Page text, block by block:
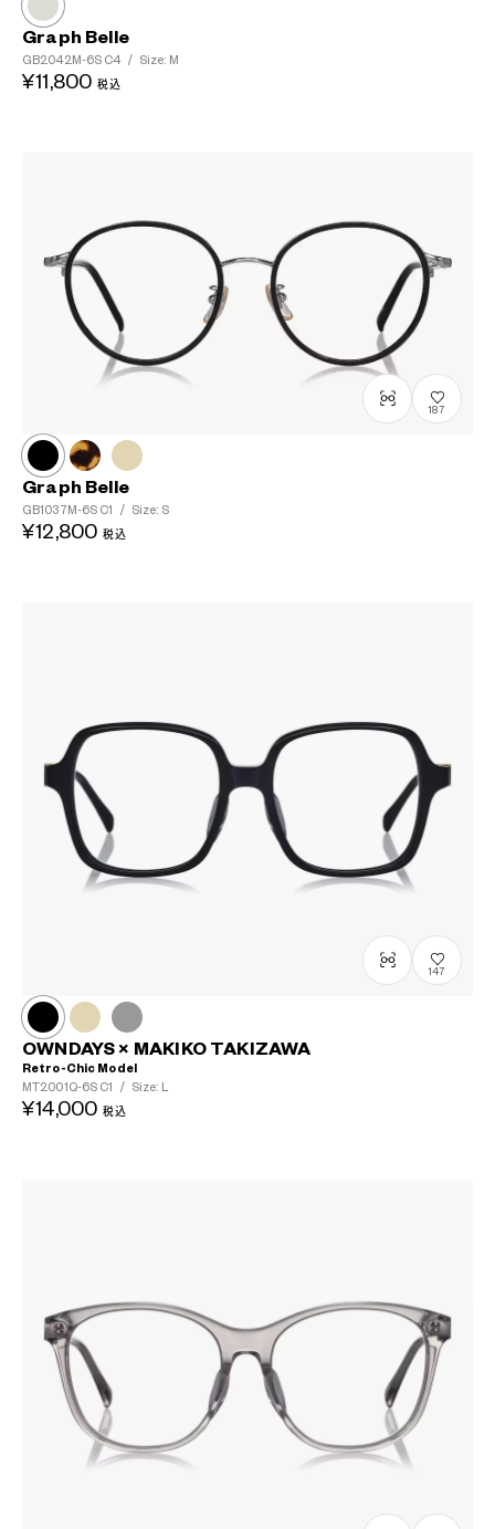
Graph Belle
GB2042M-6S C4 / Size: M
¥11,800 税込
187
Graph Belle
GB1037M-6S C1 / Size: S
¥12,800 税込
147
OWNDAYS × MAKIKO TAKIZAWA
Retro-Chic Model
MT2001Q-6S C1 / Size: L
¥14,000 税込